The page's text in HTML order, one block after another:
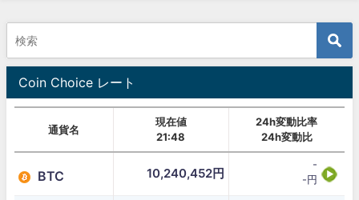
Coin Choice レート
通貨名
現在値
21:48
24h変動比率
24h変動比
BTC 10,240,452円
-
-円